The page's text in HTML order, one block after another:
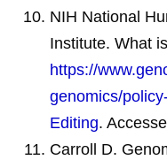
NIH National
Institute. What
https://
genomics/
Editing.
Carroll D.